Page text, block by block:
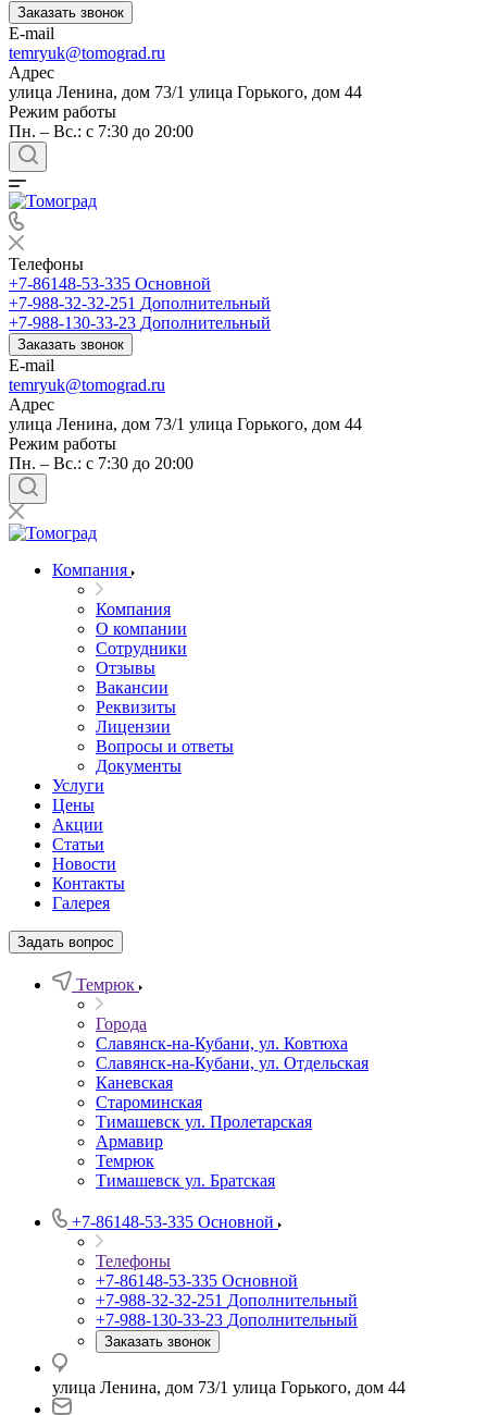
Заказать звонок
E-mail
temryuk@tomograd.ru
Адрес
улица Ленина, дом 73/1 улица Горького, дом 44
Режим работы
Пн. – Вс.: с 7:30 до 20:00
Телефоны
+7-86148-53-335 Основной
+7-988-32-32-251 Дополнительный
+7-988-130-33-23 Дополнительный
Заказать звонок
E-mail
temryuk@tomograd.ru
Адрес
улица Ленина, дом 73/1 улица Горького, дом 44
Режим работы
Пн. – Вс.: с 7:30 до 20:00
Компания
Компания
О компании
Сотрудники
Отзывы
Вакансии
Реквизиты
Лицензии
Вопросы и ответы
Документы
Услуги
Цены
Акции
Статьи
Новости
Контакты
Галерея
Задать вопрос
Темрюк
Города
Славянск-на-Кубани, ул. Ковтюха
Славянск-на-Кубани, ул. Отдельская
Каневская
Староминская
Тимашевск ул. Пролетарская
Армавир
Темрюк
Тимашевск ул. Братская
+7-86148-53-335 Основной
Телефоны
+7-86148-53-335 Основной
+7-988-32-32-251 Дополнительный
+7-988-130-33-23 Дополнительный
Заказать звонок
улица Ленина, дом 73/1 улица Горького, дом 44